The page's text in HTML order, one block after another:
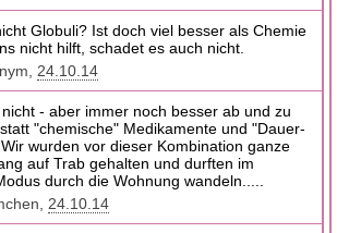
Globuli? Ist doch viel besser als Chemie
nicht hilft, schadet es auch nicht.
24.10.14
- aber immer noch besser ab und zu
"chemische" Medikamente und "Dauer-
wurden vor dieser Kombination ganze
auf Trab gehalten und durften im
durch die Wohnung wandeln.....
24.10.14